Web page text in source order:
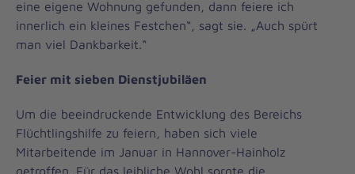
eine eigene Wohnung gefunden, dann feiere ich
innerlich ein kleines Festchen“, sagt sie. „Auch spürt
man viel Dankbarkeit.“
Feier mit sieben Dienstjubiläen
Um die beeindruckende Entwicklung des Bereichs
Flüchtlingshilfe zu feiern, haben sich viele
Mitarbeitende im Januar in Hannover-Hainholz
getroffen. Für das leibliche Wohl sorgte die